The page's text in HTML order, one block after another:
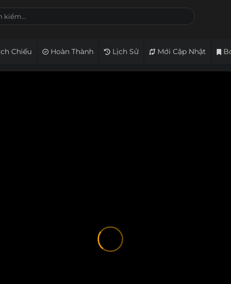
Chiếu Hoàn Thành Lịch Sử Mới Cập Nhật